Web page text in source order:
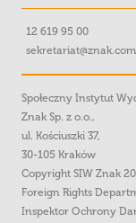
12 619 95 00
Społeczny Instytut
Znak Sp. z o.o.,
ul. Kościuszki 37,
30-105 Kraków
Copyright SIW Znak
Foreign Rights
Inspektor Ochrony